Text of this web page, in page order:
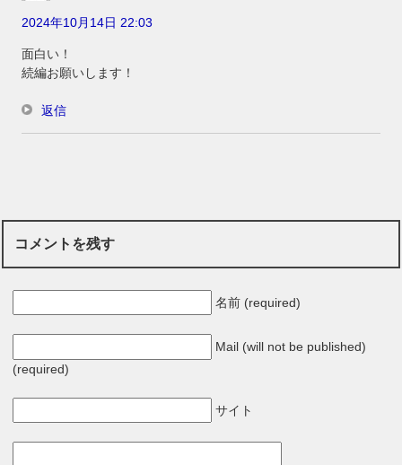
2024年10月14日 22:03
面白い！
続編お願いします！
返信
コメントを残す
名前 (required)
Mail (will not be published)
(required)
サイト